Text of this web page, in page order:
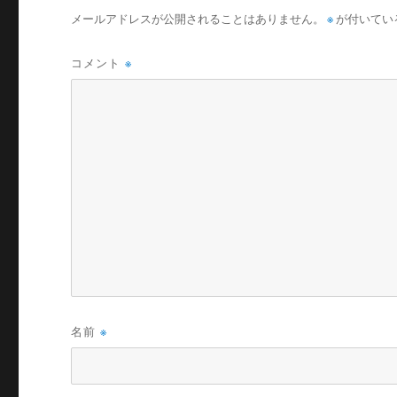
メールアドレスが公開されることはありません。 ※ が付いて
コメント※
名前※